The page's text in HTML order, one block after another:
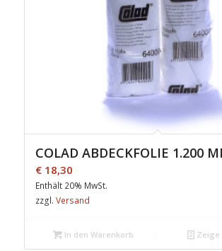
COLAD ABDECKFOLIE 1.200
€18,30
Enthält 20% MwSt.
zzgl. Versand
In den Warenkorb Zeige